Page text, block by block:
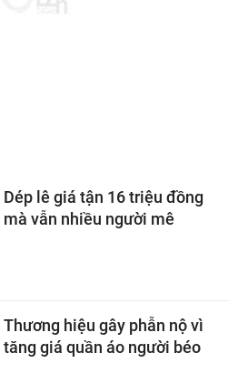
Dép lê giá tận 16 triệu đồng
mà vẫn nhiều người mê
Thương hiệu gây phẫn nộ vì
tăng giá quần áo người béo